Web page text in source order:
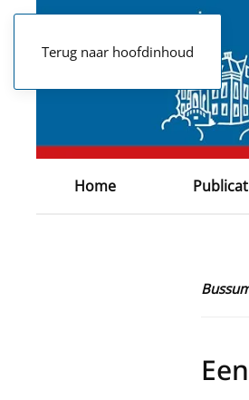
Terug naar hoofdinhoud
Home